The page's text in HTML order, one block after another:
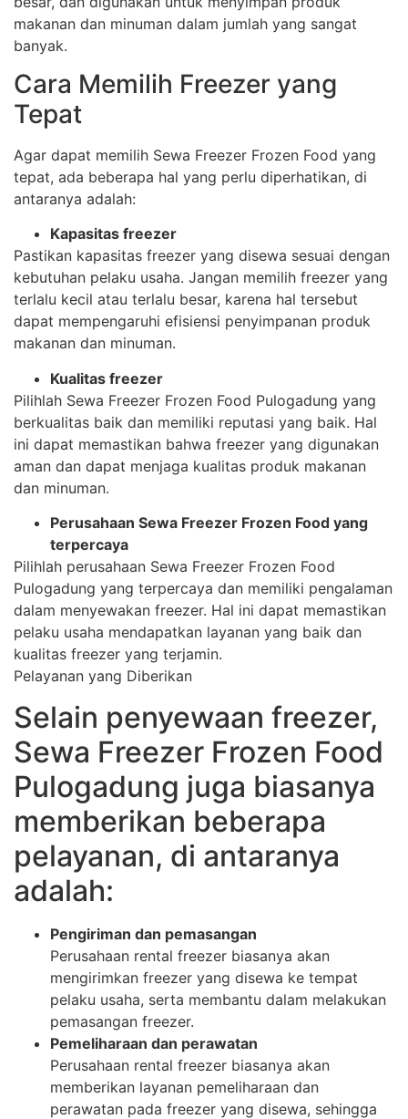
makanan dan minuman dalam jumlah yang sangat
banyak.
Cara Memilih Freezer yang
Tepat
Agar dapat memilih Sewa Freezer Frozen Food yang
tepat, ada beberapa hal yang perlu diperhatikan, di
antaranya adalah:
Kapasitas freezer
Pastikan kapasitas freezer yang disewa sesuai dengan
kebutuhan pelaku usaha. Jangan memilih freezer yang
terlalu kecil atau terlalu besar, karena hal tersebut
dapat mempengaruhi efisiensi penyimpanan produk
makanan dan minuman.
Kualitas freezer
Pilihlah Sewa Freezer Frozen Food Pulogadung yang
berkualitas baik dan memiliki reputasi yang baik. Hal
ini dapat memastikan bahwa freezer yang digunakan
aman dan dapat menjaga kualitas produk makanan
dan minuman.
Perusahaan Sewa Freezer Frozen Food yang
terpercaya
Pilihlah perusahaan Sewa Freezer Frozen Food
Pulogadung yang terpercaya dan memiliki pengalaman
dalam menyewakan freezer. Hal ini dapat memastikan
pelaku usaha mendapatkan layanan yang baik dan
kualitas freezer yang terjamin.
Pelayanan yang Diberikan
Selain penyewaan freezer,
Sewa Freezer Frozen Food
Pulogadung juga biasanya
memberikan beberapa
pelayanan, di antaranya
adalah:
Pengiriman dan pemasangan
Perusahaan rental freezer biasanya akan
mengirimkan freezer yang disewa ke tempat
pelaku usaha, serta membantu dalam melakukan
pemasangan freezer.
Pemeliharaan dan perawatan
Perusahaan rental freezer biasanya akan
memberikan layanan pemeliharaan dan
perawatan pada freezer yang disewa, sehingga